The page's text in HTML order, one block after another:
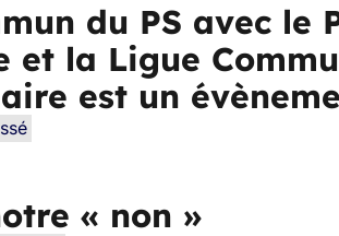
du PS avec le
et la Ligue
est un
« non »